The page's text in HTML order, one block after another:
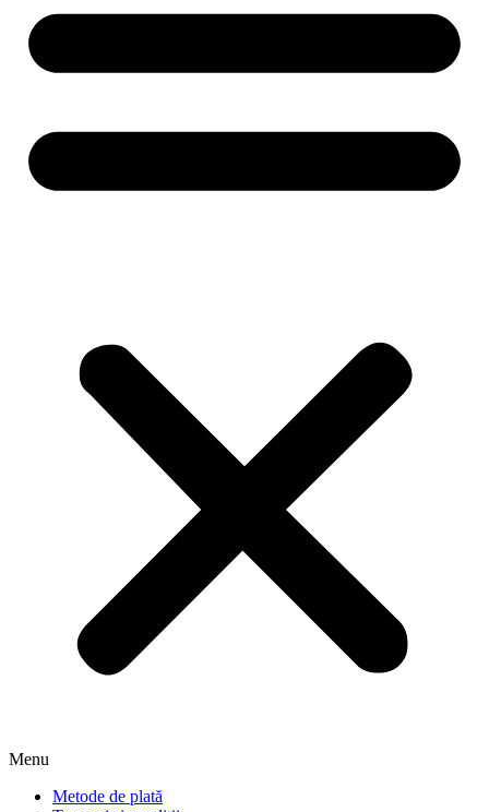
Menu
Metode de plată